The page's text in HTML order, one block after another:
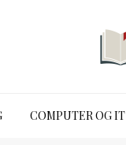
COMPUTER OG IT